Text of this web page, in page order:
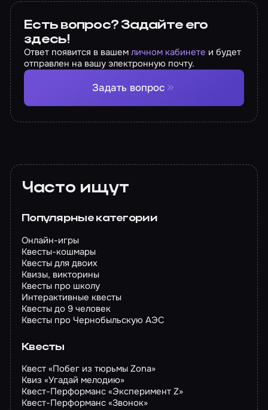
Есть вопрос? Задайте его
здесь!
Ответ появится в вашемличном кабинете и будет
отправлен на вашу электронную почту.
Задать вопрос
Часто ищут
Популярные категории
Онлайн-игры
Квесты-кошмары
Квесты для двоих
Квизы, викторины
Квесты про школу
Интерактивные квесты
Квесты до 9 человек
Квесты про Чернобыльскую АЭС
Квесты
Квест «Побег из тюрьмы Zona»
Квиз «Угадай мелодию»
Квест-Перформанс «Эксперимент Z»
Квест-Перформанс «Звонок»